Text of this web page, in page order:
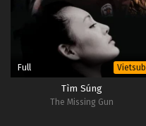
Full Vietsub
Tìm Súng
The Missing Gun